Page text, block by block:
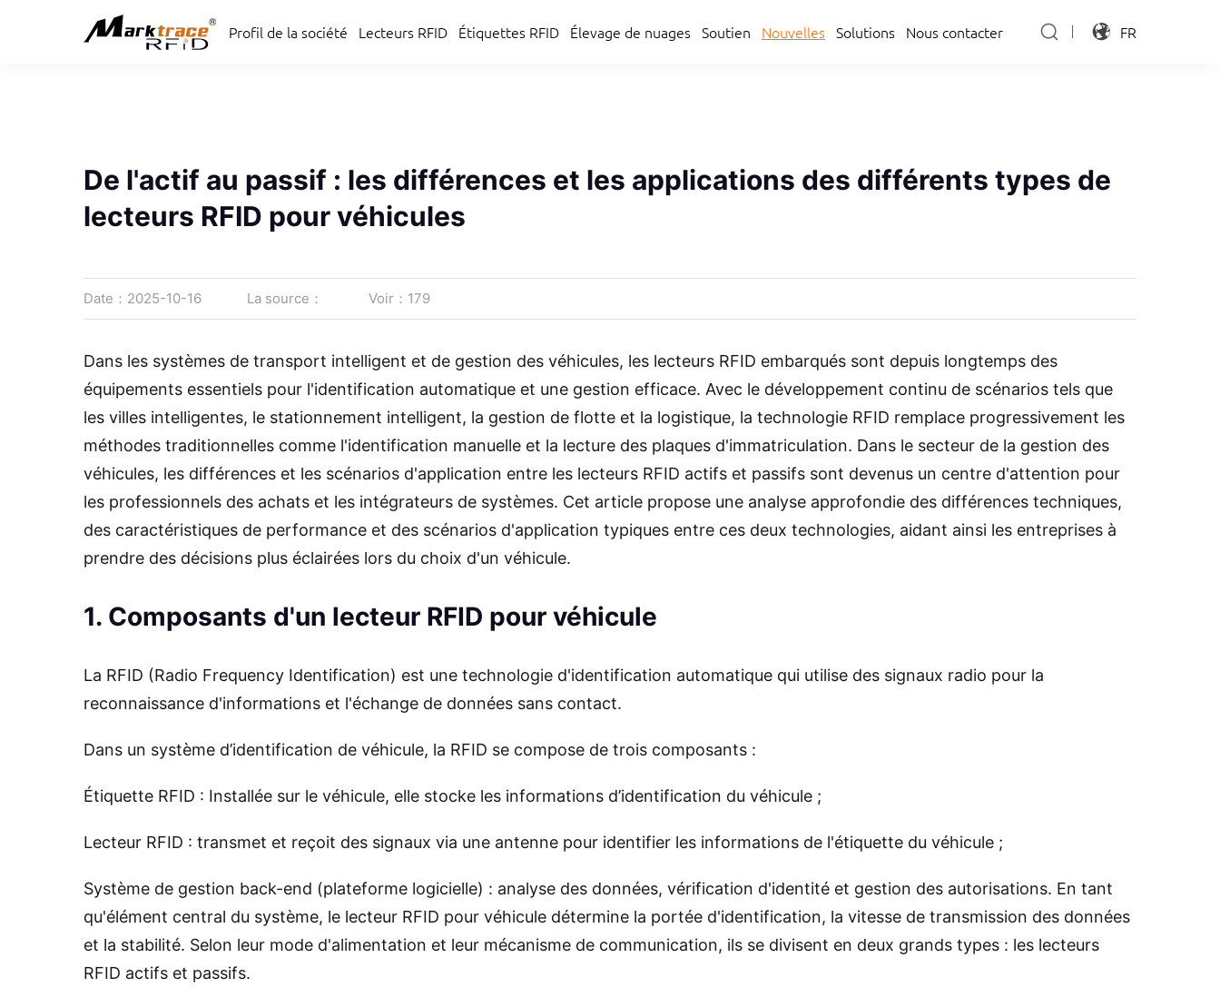
Profil de la société
Lecteurs RFID Étiquettes RFID Élevage de nuages Soutien
Nouvelles Solutions Nous contacter
FR
De l'actif au passif : les différences et les applications des différents types de
lecteurs RFID pour véhicules
Date：2025-10-16 La source： Voir：179
Dans les systèmes de transport intelligent et de gestion des véhicules, les lecteurs RFID embarqués sont depuis longtemps des
équipements essentiels pour l'identification automatique et une gestion efficace. Avec le développement continu de scénarios tels que
les villes intelligentes, le stationnement intelligent, la gestion de flotte et la logistique, la technologie RFID remplace progressivement les
méthodes traditionnelles comme l'identification manuelle et la lecture des plaques d'immatriculation. Dans le secteur de la gestion des
véhicules, les différences et les scénarios d'application entre les lecteurs RFID actifs et passifs sont devenus un centre d'attention pour
les professionnels des achats et les intégrateurs de systèmes. Cet article propose une analyse approfondie des différences techniques,
des caractéristiques de performance et des scénarios d'application typiques entre ces deux technologies, aidant ainsi les entreprises à
prendre des décisions plus éclairées lors du choix d'un véhicule.
1. Composants d'un lecteur RFID pour véhicule
La RFID (Radio Frequency Identification) est une technologie d'identification automatique qui utilise des signaux radio pour la
reconnaissance d'informations et l'échange de données sans contact.
Dans un système d’identification de véhicule, la RFID se compose de trois composants :
Étiquette RFID : Installée sur le véhicule, elle stocke les informations d’identification du véhicule ;
Lecteur RFID : transmet et reçoit des signaux via une antenne pour identifier les informations de l'étiquette du véhicule ;
Système de gestion back-end (plateforme logicielle) : analyse des données, vérification d'identité et gestion des autorisations. En tant
qu'élément central du système, le lecteur RFID pour véhicule détermine la portée d'identification, la vitesse de transmission des données
et la stabilité. Selon leur mode d'alimentation et leur mécanisme de communication, ils se divisent en deux grands types : les lecteurs
RFID actifs et passifs.